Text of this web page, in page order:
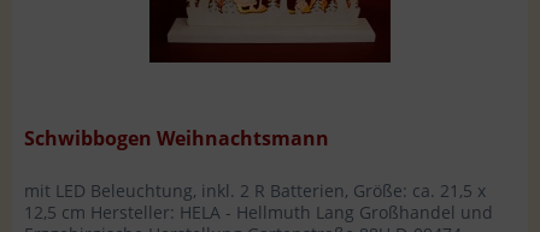
Schwibbogen Weihnachtsmann
mit LED Beleuchtung, inkl. 2 R Batterien, Größe: ca. 21,5 x
12,5 cm Hersteller: HELA - Hellmuth Lang Großhandel und